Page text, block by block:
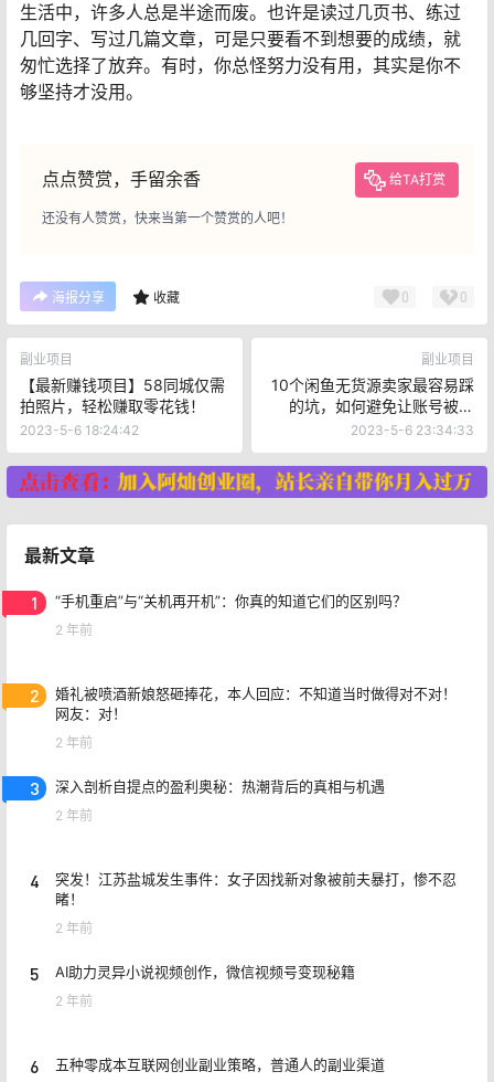
生活中，许多人总是半途而废。也许是读过几页书、练过
几回字、写过几篇文章，可是只要看不到想要的成绩，就
匆忙选择了放弃。有时，你总怪努力没有用，其实是你不
够坚持才没用。
点点赞赏，手留余香 给TA打赏
还没有人赞赏，快来当第一个赞赏的人吧！
海报分享 收藏 0 0
副业项目
【最新赚钱项目】58同城仅需
拍照片，轻松赚取零花钱！
2023-5-6 18:24:42
副业项目
10个闲鱼无货源卖家最容易踩
的坑，如何避免让账号被降
权？
2023-5-6 23:34:33
最新文章
1 “手机重启”与“关机再开机”：你真的知道它们的区别吗？
2 年前
2
婚礼被喷酒新娘怒砸捧花，本人回应：不知道当时做得对不对！
网友：对！
2 年前
3 深入剖析自提点的盈利奥秘：热潮背后的真相与机遇
2 年前
4
突发！江苏盐城发生事件：女子因找新对象被前夫暴打，惨不忍
睹！
2 年前
5 AI助力灵异小说视频创作，微信视频号变现秘籍
2 年前
6 五种零成本互联网创业副业策略，普通人的副业渠道